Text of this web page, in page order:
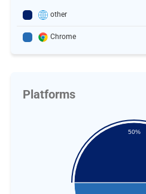
other
Chrome
Platforms
50%